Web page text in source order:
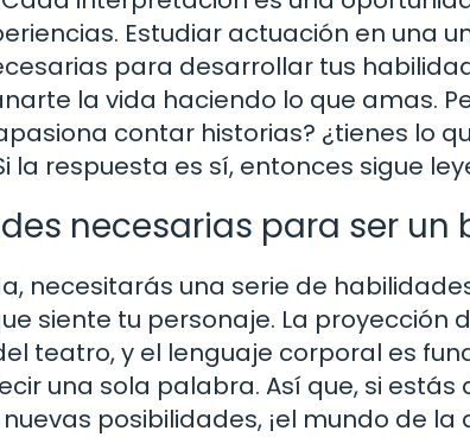
Estudiar actuación en una
para desarrollar tus
la vida haciendo lo que amas.
contar historias? ¿tienes lo
la respuesta es sí, entonces sigue
necesarias para ser un
necesitarás una serie de
siente tu personaje. La proyección
teatro, y el lenguaje corporal es
una sola palabra. Así que, si
posibilidades, ¡el mundo de